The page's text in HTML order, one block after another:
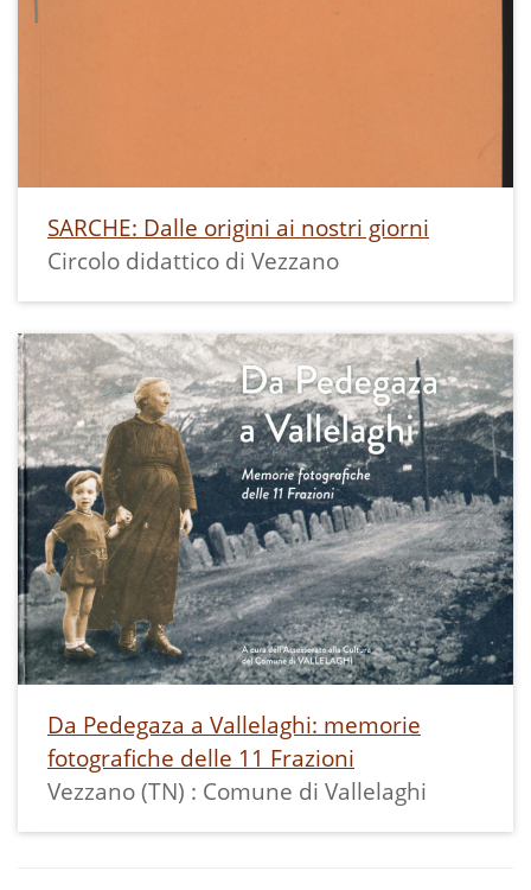
SARCHE: Dalle origini ai nostri giorni
Circolo didattico di Vezzano
Da Pedegaza a Vallelaghi: memorie
fotografiche delle 11 Frazioni
Vezzano (TN) : Comune di Vallelaghi